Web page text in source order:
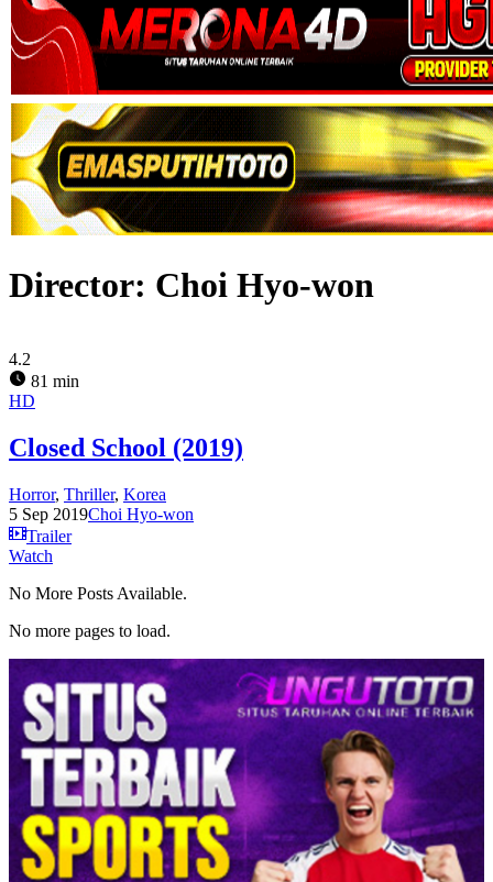
Director: Choi Hyo-won
4.2
81 min
HD
Closed School (2019)
Horror, Thriller, Korea
5 Sep 2019Choi Hyo-won
Trailer
Watch
No More Posts Available.
No more pages to load.